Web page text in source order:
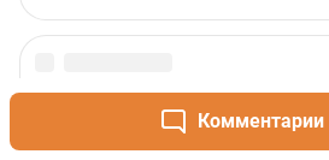
Комментарии
Сообщить новость